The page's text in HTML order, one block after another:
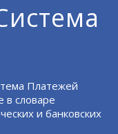
Платежей
в словаре
и банковских